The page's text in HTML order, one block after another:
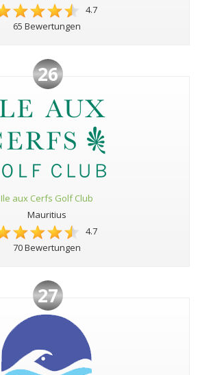
4.7
65 Bewertungen
26
Ile aux Cerfs Golf Club
Mauritius
4.7
70 Bewertungen
27